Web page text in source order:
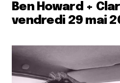
Ben Howard +
vendredi 29 mai